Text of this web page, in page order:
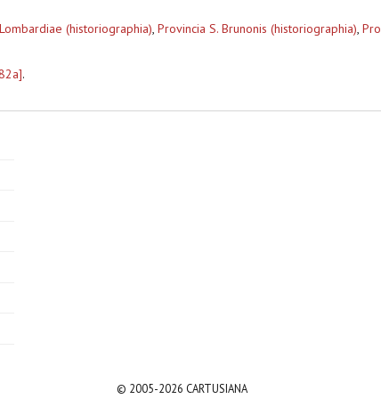
(historiographia), Provincia S. Brunonis (historiographia),
.
© 2005-2026 CARTUSIANA